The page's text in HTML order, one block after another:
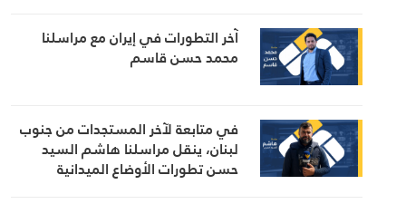
آخر التطورات في إيران مع مراسلنا
محمد حسن قاسم
في متابعة لآخر المستجدات من جنوب
لبنان، ينقل مراسلنا هاشم السيد
حسن تطورات الأوضاع الميدانية